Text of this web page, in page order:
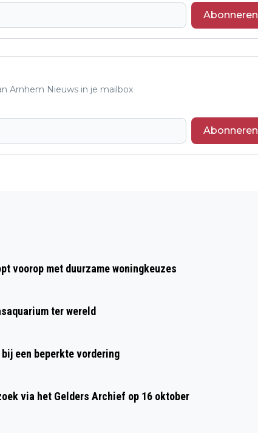
Abonneren
Arnhem Nieuws in je mailbox
Abonneren
voorop met duurzame woningkeuzes
ter wereld
een beperkte vordering
via het Gelders Archief op 16 oktober